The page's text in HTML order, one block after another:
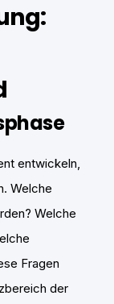
entwickeln,
Welche
Welche
Fragen
der